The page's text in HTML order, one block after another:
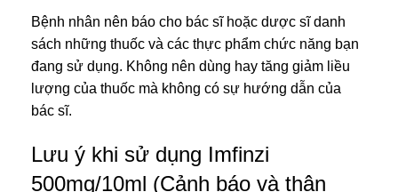
Bệnh nhân nên báo cho bác sĩ hoặc dược sĩ danh
sách những thuốc và các thực phẩm chức năng bạn
đang sử dụng. Không nên dùng hay tăng giảm liều
lượng của thuốc mà không có sự hướng dẫn của
bác sĩ.
Lưu ý khi sử dụng Imfinzi
500mg/10ml (Cảnh báo và thận